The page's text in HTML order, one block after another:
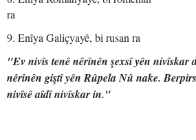
9. Enîya Galiçyayê, bi rusan ra
"Ev nivîs tenê nêrînên şexsî yên nivîskar
nêrînên giştî yên Rûpela Nû nake.
nivîsê aîdî nivîskar in."